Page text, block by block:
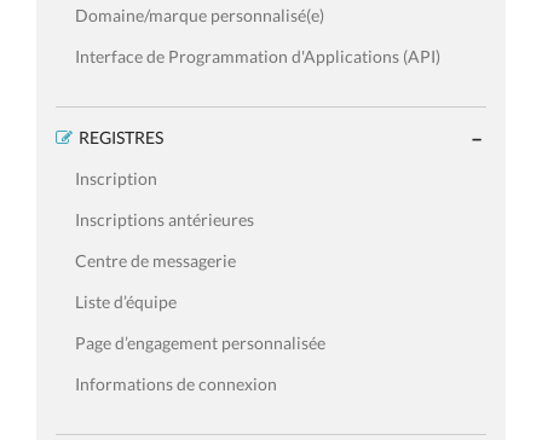
Domaine/marque personnalisé(e)
Interface de Programmation d'Applications (API)
REGISTRES
Inscription
Inscriptions antérieures
Centre de messagerie
Liste d’équipe
Page d’engagement personnalisée
Informations de connexion